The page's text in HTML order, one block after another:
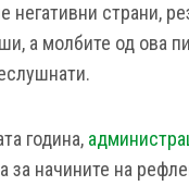
негативни страни,
а молбите од ова
година,
за начините на